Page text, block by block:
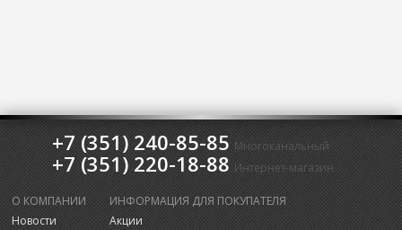
+7 (351) 240-85-85 Многоканальный
+7 (351) 220-18-88 Интернет-магазин
О КОМПАНИИ
Новости
ИНФОРМАЦИЯ ДЛЯ ПОКУПАТЕЛЯ
Акции